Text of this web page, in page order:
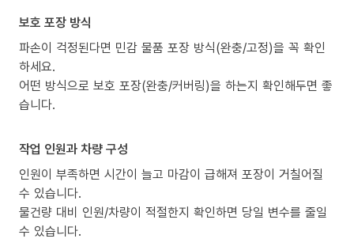
보호 포장 방식
파손이 걱정된다면 민감 물품 포장 방식(완충/고정)을 꼭 확인
하세요.
어떤 방식으로 보호 포장(완충/커버링)을 하는지 확인해두면 좋
습니다.
작업 인원과 차량 구성
인원이 부족하면 시간이 늘고 마감이 급해져 포장이 거칠어질
수 있습니다.
물건량 대비 인원/차량이 적절한지 확인하면 당일 변수를 줄일
수 있습니다.